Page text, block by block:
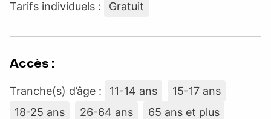
Tarifs individuels : Gratuit
Accès :
Tranche(s) d’âge : 11-14 ans
15-17 ans
18-25 ans
26-64 ans 65 ans et plus